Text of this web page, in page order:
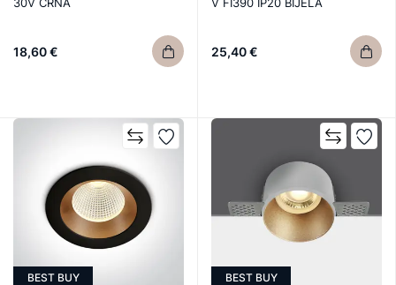
18,60 € 25,40 €
BEST BUY BEST BUY